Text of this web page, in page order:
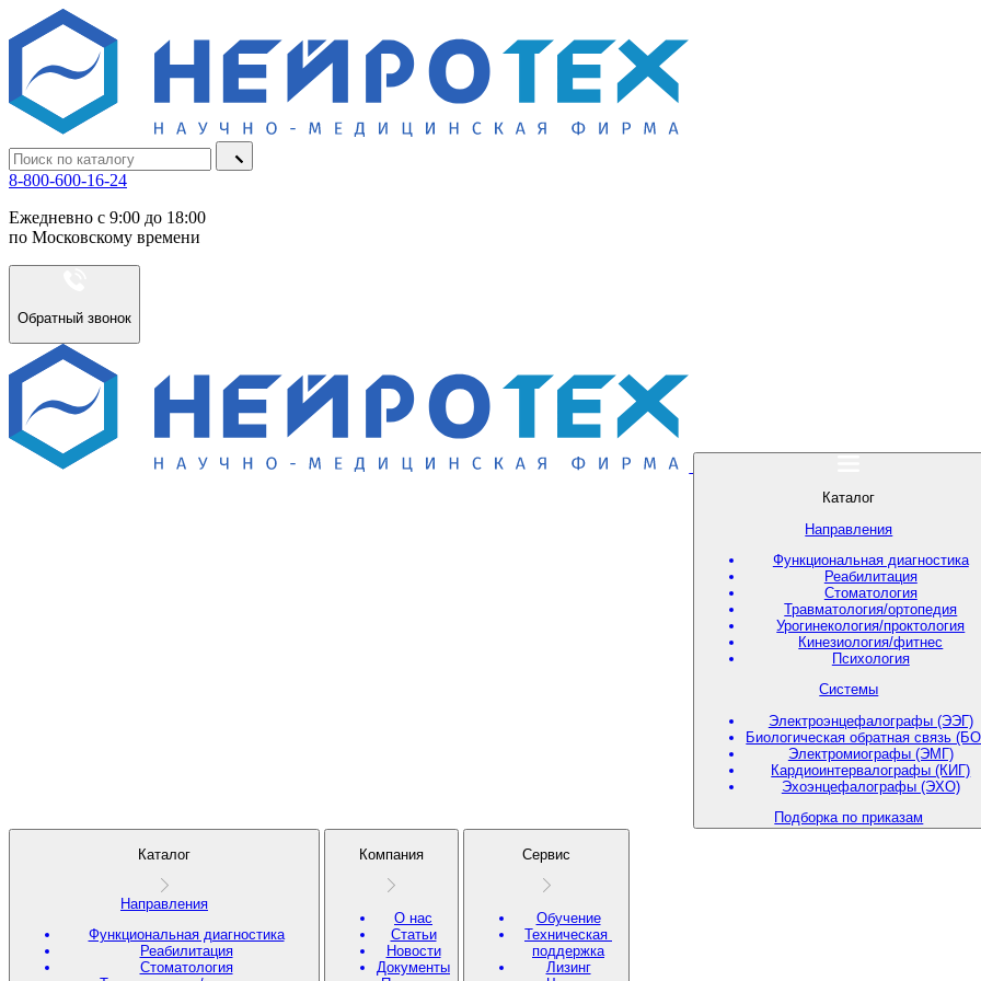
8-800-600-16-24
Ежедневно с 9:00 до 18:00
по Московскому времени
Обратный звонок
Каталог
Направления
Функциональная диагностика
Реабилитация
Стоматология
Травматология/ортопедия
Урогинекология/проктология
Кинезиология/фитнес
Психология
Системы
Электроэнцефалографы (ЭЭГ)
Биологическая обратная связь
Электромиографы (ЭМГ)
Кардиоинтервалографы (КИГ)
Эхоэнцефалографы (ЭХО)
Подборка по приказам
Каталог
Направления
Функциональная диагностика
Реабилитация
Стоматология
Компания
О нас
Статьи
Новости
Документы
Сервис
Обучение
Техническая
поддержка
Лизинг